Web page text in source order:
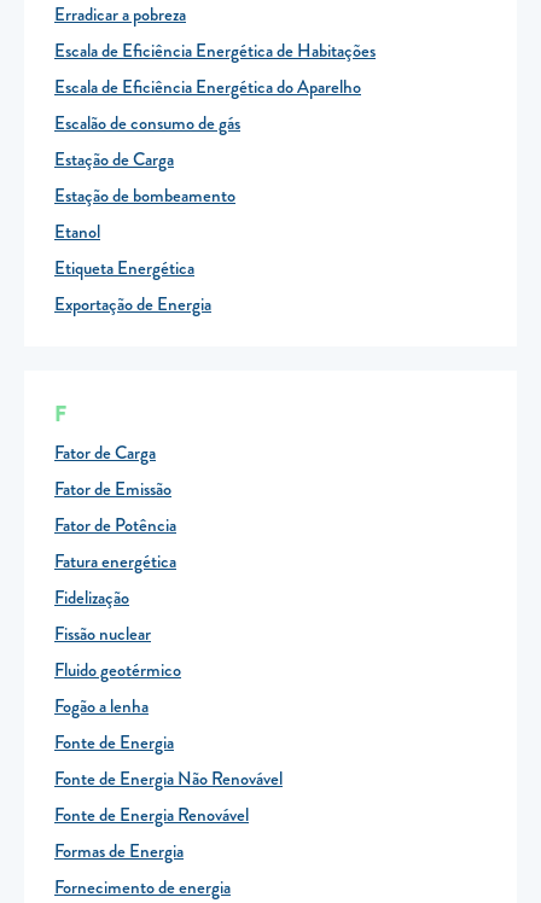
Erradicar a pobreza
Escala de Eficiência Energética de Habitações
Escala de Eficiência Energética do Aparelho
Escalão de consumo de gás
Estação de Carga
Estação de bombeamento
Etanol
Etiqueta Energética
Exportação de Energia
F
Fator de Carga
Fator de Emissão
Fator de Potência
Fatura energética
Fidelização
Fissão nuclear
Fluido geotérmico
Fogão a lenha
Fonte de Energia
Fonte de Energia Não Renovável
Fonte de Energia Renovável
Formas de Energia
Fornecimento de energia